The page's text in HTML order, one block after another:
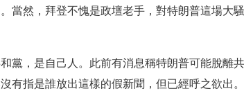
當然，拜登不愧是政壇老手，對特朗普這場大
黨，是自己人。此前有消息稱特朗普可能脫離
沒有指是誰放出這樣的假新聞，但已經呼之欲出